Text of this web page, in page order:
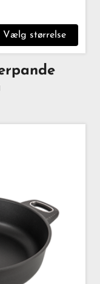
Vælg størrelse